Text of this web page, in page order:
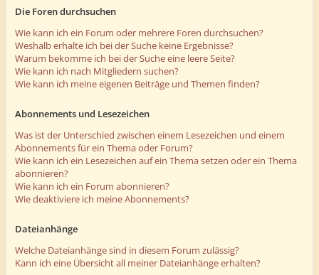
Die Foren durchsuchen
Wie kann ich ein Forum oder mehrere Foren durchsuchen?
Weshalb erhalte ich bei der Suche keine Ergebnisse?
Warum bekomme ich bei der Suche eine leere Seite?
Wie kann ich nach Mitgliedern suchen?
Wie kann ich meine eigenen Beiträge und Themen finden?
Abonnements und Lesezeichen
Was ist der Unterschied zwischen einem Lesezeichen und einem
Abonnements für ein Thema oder Forum?
Wie kann ich ein Lesezeichen auf ein Thema setzen oder ein Thema
abonnieren?
Wie kann ich ein Forum abonnieren?
Wie deaktiviere ich meine Abonnements?
Dateianhänge
Welche Dateianhänge sind in diesem Forum zulässig?
Kann ich eine Übersicht all meiner Dateianhänge erhalten?